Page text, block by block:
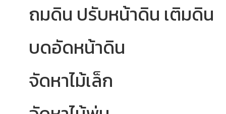
ถมดิน ปรับหน้าดิน เติมดิน
บดอัดหน้าดิน
จัดหาไม้เล็ก